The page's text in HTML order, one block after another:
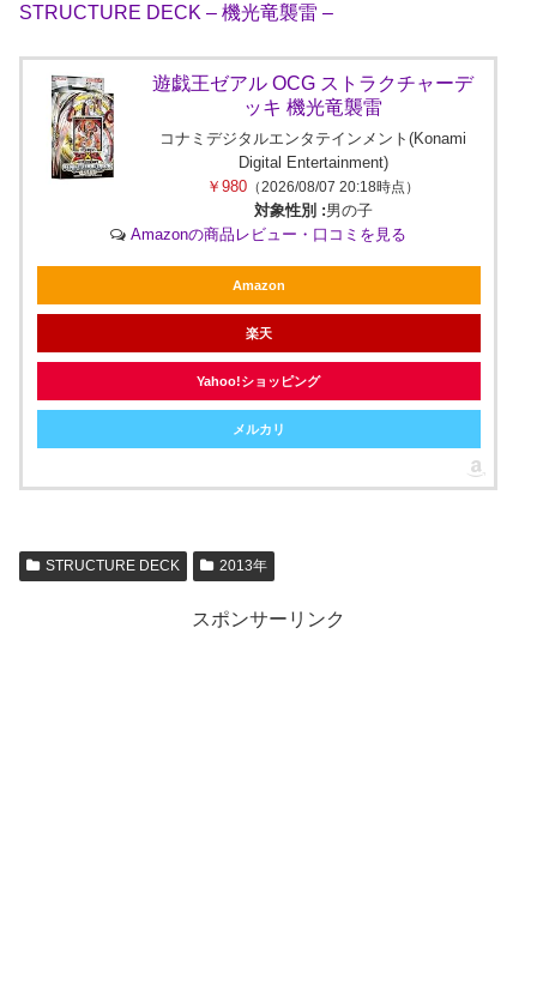
STRUCTURE DECK – 機光竜襲雷 –
遊戯王ゼアル OCG ストラクチャーデ
ッキ 機光竜襲雷
コナミデジタルエンタテインメント(Konami
Digital Entertainment)
￥980 （2026/08/07 20:18時点）
対象性別 :男の子
Amazonの商品レビュー・口コミを見る
Amazon
楽天
Yahoo!ショッピング
メルカリ
STRUCTURE DECK 2013年
スポンサーリンク